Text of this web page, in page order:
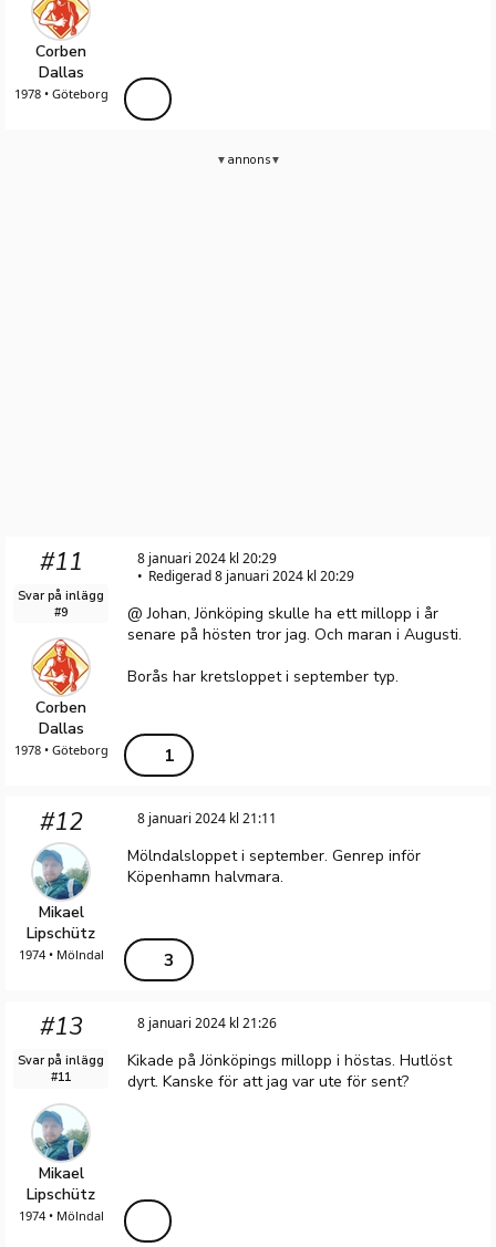
Corben
Dallas
1978 • Göteborg
annons
#11
Svar på inlägg
#9
Corben
Dallas
1978 • Göteborg
8 januari 2024 kl 20:29
Redigerad 8 januari 2024 kl 20:29
@ Johan, Jönköping skulle ha ett millopp i år
senare på hösten tror jag. Och maran i Augusti.
Borås har kretsloppet i september typ.
1
#12
Mikael
Lipschütz
1974 • Mölndal
8 januari 2024 kl 21:11
Mölndalsloppet i september. Genrep inför
Köpenhamn halvmara.
3
#13
Svar på inlägg
#11
Mikael
Lipschütz
1974 • Mölndal
8 januari 2024 kl 21:26
Kikade på Jönköpings millopp i höstas. Hutlöst
dyrt. Kanske för att jag var ute för sent?